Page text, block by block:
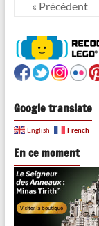
« Précédent
Google translate
English French
En ce moment